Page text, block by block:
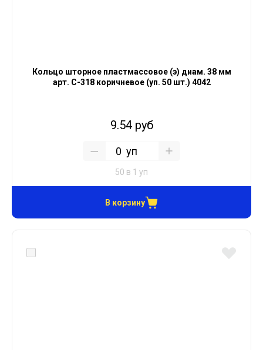
Кольцо шторное пластмассовое (э) диам. 38 мм
арт. С-318 коричневое (уп. 50 шт.) 4042
9.54 руб
уп
50 в 1 уп
В корзину